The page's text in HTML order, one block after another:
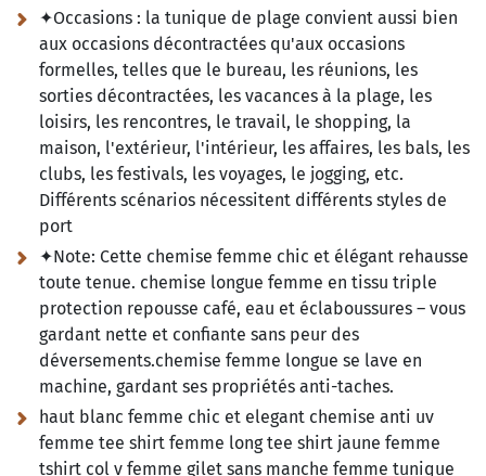
✦Occasions : la tunique de plage convient aussi bien
aux occasions décontractées qu'aux occasions
formelles, telles que le bureau, les réunions, les
sorties décontractées, les vacances à la plage, les
loisirs, les rencontres, le travail, le shopping, la
maison, l'extérieur, l'intérieur, les affaires, les bals, les
clubs, les festivals, les voyages, le jogging, etc.
Différents scénarios nécessitent différents styles de
port
✦Note: Cette chemise femme chic et élégant rehausse
toute tenue. chemise longue femme en tissu triple
protection repousse café, eau et éclaboussures – vous
gardant nette et confiante sans peur des
déversements.chemise femme longue se lave en
machine, gardant ses propriétés anti-taches.
haut blanc femme chic et elegant chemise anti uv
femme tee shirt femme long tee shirt jaune femme
tshirt col v femme gilet sans manche femme tunique